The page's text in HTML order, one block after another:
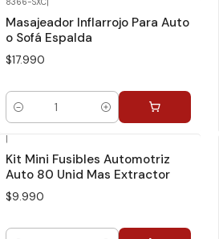
8366-SXC
Masajeador Inflarrojo Para Auto
o Sofá Espalda
$17.990
Cantidad
Kit Mini Fusibles Automotriz
Auto 80 Unid Mas Extractor
$9.990